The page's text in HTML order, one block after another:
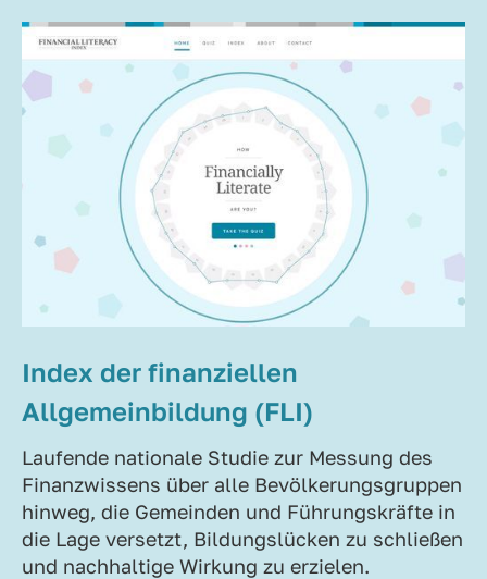
Index der finanziellen
Allgemeinbildung (FLI)
Laufende nationale Studie zur Messung des
Finanzwissens über alle Bevölkerungsgruppen
hinweg, die Gemeinden und Führungskräfte in
die Lage versetzt, Bildungslücken zu schließen
und nachhaltige Wirkung zu erzielen.